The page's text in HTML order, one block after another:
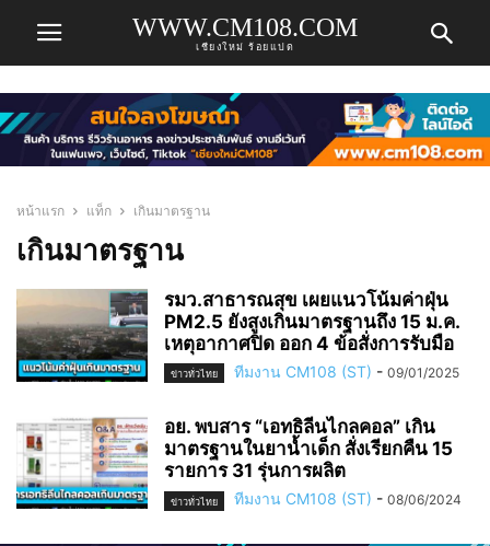
WWW.CM108.COM
เชียงใหม่ ร้อยแปด
หน้าแรก แท็ก เกินมาตรฐาน
เกินมาตรฐาน
รมว.สาธารณสุข เผยแนวโน้มค่าฝุ่น
PM2.5 ยังสูงเกินมาตรฐานถึง 15 ม.ค.
เหตุอากาศปิด ออก 4 ข้อสั่งการรับมือ
ข่าวทั่วไทย ทีมงาน CM108 (ST) - 09/01/2025
อย. พบสาร “เอทธิลีนไกลคอล” เกิน
มาตรฐานในยาน้ำเด็ก สั่งเรียกคืน 15
รายการ 31 รุ่นการผลิต
ข่าวทั่วไทย ทีมงาน CM108 (ST) - 08/06/2024